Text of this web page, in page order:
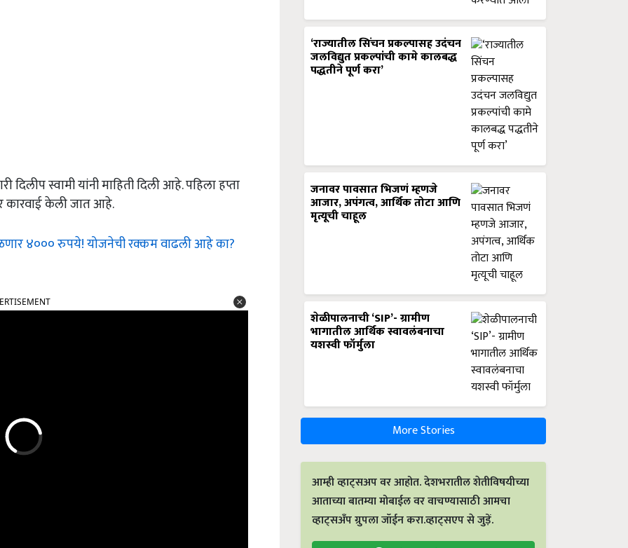
दिलीप स्वामी यांनी माहिती दिली आहे. पहिला हप्ता
केली जात आहे.
४००० रुपये! योजनेची रक्कम वाढली आहे का?
‘राज्यातील सिंचन प्रकल्पासह उदंचन
जलविद्युत प्रकल्पांची कामे कालबद्ध
पद्धतीने पूर्ण करा’
जनावर पावसात भिजणं म्हणजे
आजार, अपंगत्व, आर्थिक तोटा आणि
मृत्यूची चाहूल
शेळीपालनाची ‘SIP’- ग्रामीण
भागातील आर्थिक स्वावलंबनाचा
यशस्वी फॉर्मुला
More Stories
आम्ही व्हाट्सअप वर आहोत. देशभरातील शेतीविषयीच्या
आताच्या बातम्या मोबाईल वर वाचण्यासाठी आमचा
व्हाट्सअँप ग्रुपला जॉईन करा.व्हाट्सएप से जुड़ें.